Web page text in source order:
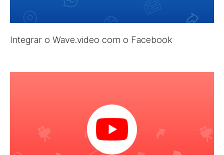
Integrar o Wave.video com o Facebook